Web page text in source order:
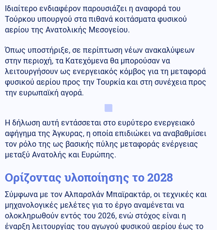
Ιδιαίτερο ενδιαφέρον παρουσιάζει η αναφορά του
Τούρκου υπουργού στα πιθανά κοιτάσματα φυσικού
αερίου της Ανατολικής Μεσογείου.
Όπως υποστήριξε, σε περίπτωση νέων ανακαλύψεων
στην περιοχή, τα Κατεχόμενα θα μπορούσαν να
λειτουργήσουν ως ενεργειακός κόμβος για τη μεταφορά
φυσικού αερίου προς την Τουρκία και στη συνέχεια προς
την ευρωπαϊκή αγορά.
Η δήλωση αυτή εντάσσεται στο ευρύτερο ενεργειακό
αφήγημα της Άγκυρας, η οποία επιδιώκει να αναβαθμίσει
τον ρόλο της ως βασικής πύλης μεταφοράς ενέργειας
μεταξύ Ανατολής και Ευρώπης.
Ορίζοντας υλοποίησης το 2028
Σύμφωνα με τον Αλπαρσλάν Μπαϊρακτάρ, οι τεχνικές και
μηχανολογικές μελέτες για το έργο αναμένεται να
ολοκληρωθούν εντός του 2026, ενώ στόχος είναι η
έναρξη λειτουργίας του αγωγού φυσικού αερίου έως το